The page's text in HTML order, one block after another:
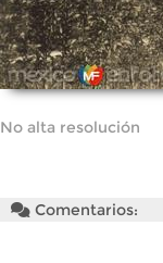
No alta resolución
Comentarios: